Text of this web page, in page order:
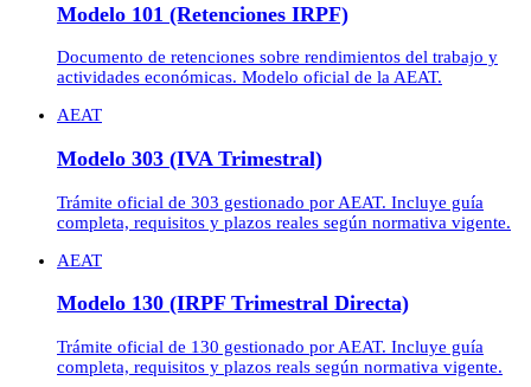
Modelo 101 (Retenciones IRPF)
Documento de retenciones sobre rendimientos del trabajo y
actividades económicas. Modelo oficial de la AEAT.
AEAT
Modelo 303 (IVA Trimestral)
Trámite oficial de 303 gestionado por AEAT. Incluye guía
completa, requisitos y plazos reales según normativa vigente.
AEAT
Modelo 130 (IRPF Trimestral Directa)
Trámite oficial de 130 gestionado por AEAT. Incluye guía
completa, requisitos y plazos reals según normativa vigente.